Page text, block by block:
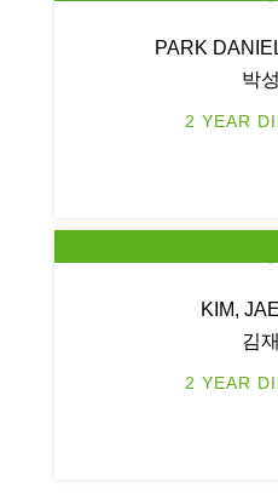
PARK
박
2 YEAR
KIM,
김
2 YEAR